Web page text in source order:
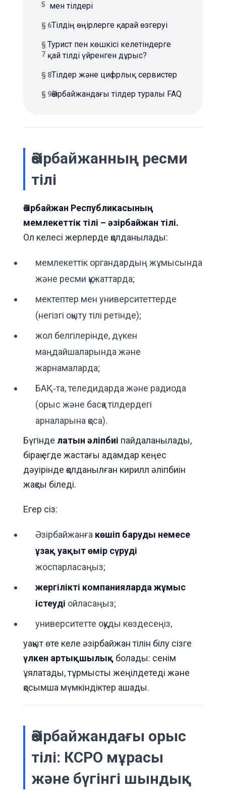
5
мен тілдері
§ 6Тілдің өңірлерге қарай өзгеруі
§
7
Турист пен көшкісі келетіндерге
қай тілді үйренген дұрыс?
§ 8Тілдер және цифрлық сервистер
§ 9Әзірбайжандағы тілдер туралы FAQ
Әзірбайжанның ресми
тілі
Әзірбайжан Республикасының
мемлекеттік тілі – әзірбайжан тілі.
Ол келесі жерлерде қолданылады:
мемлекеттік органдардың жұмысында
және ресми құжаттарда;
мектептер мен университеттерде
(негізгі оқыту тілі ретінде);
жол белгілерінде, дүкен
маңдайшаларында және
жарнамаларда;
БАҚ‑та, теледидарда және радиода
(орыс және басқа тілдердегі
арналарына қоса).
Бүгінде латын әліпбиі пайдаланылады,
бірақ егде жастағы адамдар кеңес
дәуірінде қолданылған кирилл әліпбиін
жақсы біледі.
Егер сіз:
Әзірбайжанға көшіп баруды немесе
ұзақ уақыт өмір сүруді
жоспарласаңыз;
жергілікті компанияларда жұмыс
істеуді ойласаңыз;
университетте оқуды көздесеңіз,
уақыт өте келе әзірбайжан тілін білу сізге
үлкен артықшылық болады: сенім
ұялатады, тұрмысты жеңілдетеді және
қосымша мүмкіндіктер ашады.
Әзірбайжандағы орыс
тілі: КСРО мұрасы
және бүгінгі шындық